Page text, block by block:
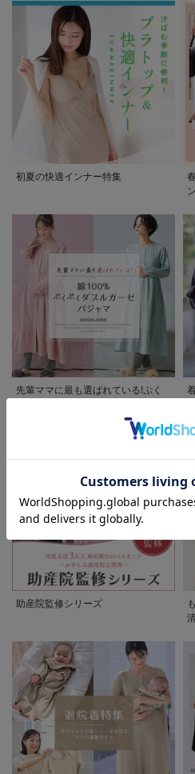
お気に入り商品
初夏の快適インナー特集
先輩ママに最も選ばれている!ぷく
助産院監修シリーズ